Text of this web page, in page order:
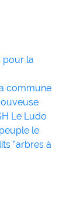
pour la
commune
Le Ludo
le
"arbres à